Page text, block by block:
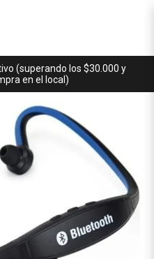
(superando los $30.000 y
en el local)